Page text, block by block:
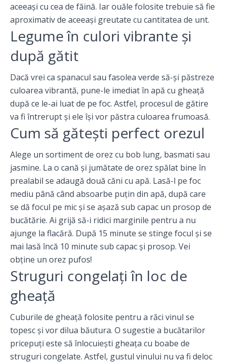
aceeaşi cu cea de făină. Iar ouăle folosite trebuie să fie
aproximativ de aceeaşi greutate cu cantitatea de unt.
Legume în culori vibrante şi
după gătit
Dacă vrei ca spanacul sau fasolea verde să-şi păstreze
culoarea vibrantă, pune-le imediat în apă cu gheaţă
după ce le-ai luat de pe foc. Astfel, procesul de gătire
va fi întrerupt şi ele îşi vor păstra culoarea frumoasă.
Cum să găteşti perfect orezul
Alege un sortiment de orez cu bob lung, basmati sau
jasmine. La o cană şi jumătate de orez spălat bine în
prealabil se adaugă două căni cu apă. Lasă-l pe foc
mediu până când absoarbe puţin din apă, după care
se dă focul pe mic şi se aşază sub capac un prosop de
bucătărie. Ai grijă să-i ridici marginile pentru a nu
ajunge la flacără. După 15 minute se stinge focul şi se
mai lasă încă 10 minute sub capac şi prosop. Vei
obţine un orez pufos!
Struguri congelaţi în loc de
gheaţă
Cuburile de gheaţă folosite pentru a răci vinul se
topesc şi vor dilua băutura. O sugestie a bucătarilor
pricepuţi este să înlocuieşti gheaţa cu boabe de
struguri congelate. Astfel, gustul vinului nu va fi deloc